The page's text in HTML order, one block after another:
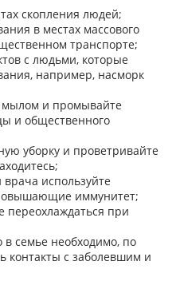
скопления людей;
в местах массового
транспорте;
с людьми, которые
например, насморк
мылом и промывайте
и общественного
уборку и проветривайте
используйте
иммунитет;
переохлаждаться при
семье необходимо, по
контакты с заболевшим и